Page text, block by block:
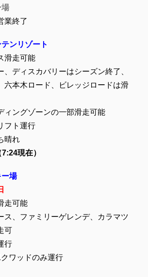
場
業終了
ンリゾート
滑走可能
ディスカバリーはシーズン終了、
六本木ロード、ビレッジロードは滑
ィングゾーンの一部滑走可能
フト運行
晴れ
7:24現在）
場
走可能
ス、ファミリーゲレンデ、カラマツ
可
行
ワッドのみ運行